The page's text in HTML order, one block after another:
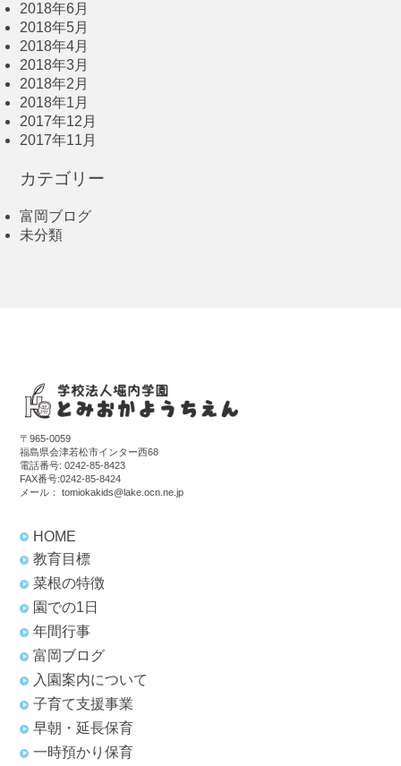
2018年6月
2018年5月
2018年4月
2018年3月
2018年2月
2018年1月
2017年12月
2017年11月
カテゴリー
富岡ブログ
未分類
〒965-0059
福島県会津若松市インター西68
電話番号:0242-85-8423
FAX番号:0242-85-8424
メール：tomiokakids@lake.ocn.ne.jp
HOME
教育目標
菜根の特徴
園での1日
年間行事
富岡ブログ
入園案内について
子育て支援事業
早朝・延長保育
一時預かり保育